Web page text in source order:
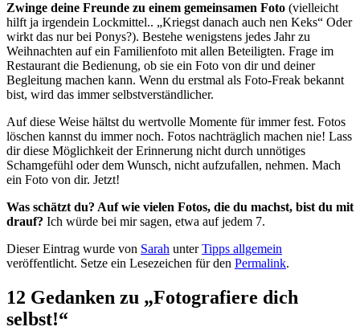
Zwinge deine Freunde zu einem gemeinsamen Foto (vielleicht
hilft ja irgendein Lockmittel.. „Kriegst danach auch nen Keks“ Oder
wirkt das nur bei Ponys?). Bestehe wenigstens jedes Jahr zu
Weihnachten auf ein Familienfoto mit allen Beteiligten. Frage im
Restaurant die Bedienung, ob sie ein Foto von dir und deiner
Begleitung machen kann. Wenn du erstmal als Foto-Freak bekannt
bist, wird das immer selbstverständlicher.
Auf diese Weise hältst du wertvolle Momente für immer fest. Fotos
löschen kannst du immer noch. Fotos nachträglich machen nie! Lass
dir diese Möglichkeit der Erinnerung nicht durch unnötiges
Schamgefühl oder dem Wunsch, nicht aufzufallen, nehmen. Mach
ein Foto von dir. Jetzt!
Was schätzt du? Auf wie vielen Fotos, die du machst, bist du mit
drauf? Ich würde bei mir sagen, etwa auf jedem 7.
Dieser Eintrag wurde von Sarah unterTipps allgemein
veröffentlicht. Setze ein Lesezeichen für den Permalink.
12 Gedanken zu „Fotografiere dich
selbst!“